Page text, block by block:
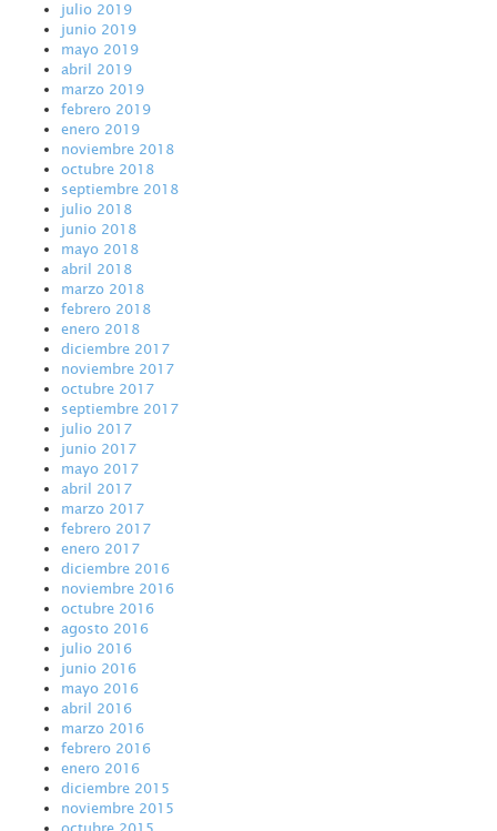
julio 2019
junio 2019
mayo 2019
abril 2019
marzo 2019
febrero 2019
enero 2019
noviembre 2018
octubre 2018
septiembre 2018
julio 2018
junio 2018
mayo 2018
abril 2018
marzo 2018
febrero 2018
enero 2018
diciembre 2017
noviembre 2017
octubre 2017
septiembre 2017
julio 2017
junio 2017
mayo 2017
abril 2017
marzo 2017
febrero 2017
enero 2017
diciembre 2016
noviembre 2016
octubre 2016
agosto 2016
julio 2016
junio 2016
mayo 2016
abril 2016
marzo 2016
febrero 2016
enero 2016
diciembre 2015
noviembre 2015
octubre 2015